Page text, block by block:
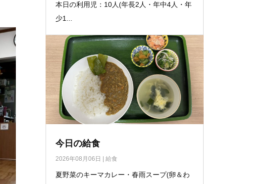
本日の利用児：10人(年長2人・年中4人・年
少1...
今日の給食
2026年08月06日 給食
夏野菜のキーマカレー・春雨スープ(卵＆わ